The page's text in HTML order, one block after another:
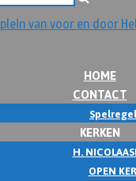
HOME
CONTACT
KERKEN
H.
OPEN